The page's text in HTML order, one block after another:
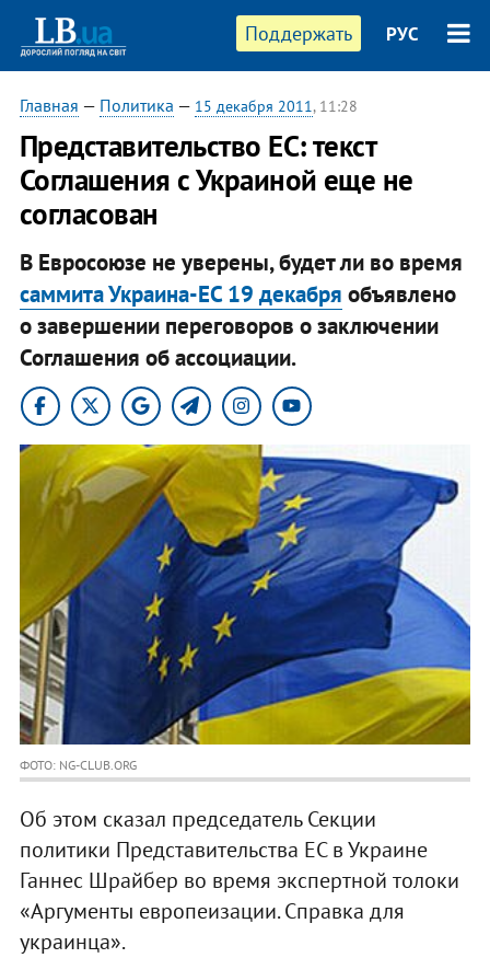
Поддержать РУС
Главная — Политика — 15 декабря 2011, 11:28
​Представительство ЕС: текст
Соглашения с Украиной еще не
согласован
В Евросоюзе не уверены, будет ли во время
саммита Украина-ЕС 19 декабря объявлено
о завершении переговоров о заключении
Соглашения об ассоциации.
ФОТО: NG-CLUB.ORG
Об этом сказал председатель Секции
политики Представительства ЕС в Украине
Ганнес Шрайбер во время экспертной толоки
«Аргументы европеизации. Справка для
украинца».